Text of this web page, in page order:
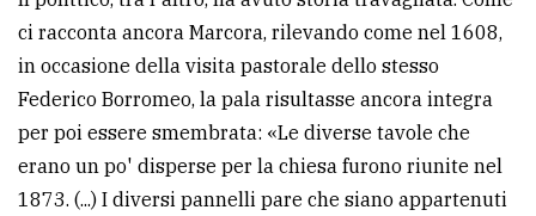
ci racconta ancora Marcora, rilevando come nel 1608,
in occasione della visita pastorale dello stesso
Federico Borromeo, la pala risultasse ancora integra
per poi essere smembrata: «Le diverse tavole che
erano un po' disperse per la chiesa furono riunite nel
1873. (...) I diversi pannelli pare che siano appartenuti